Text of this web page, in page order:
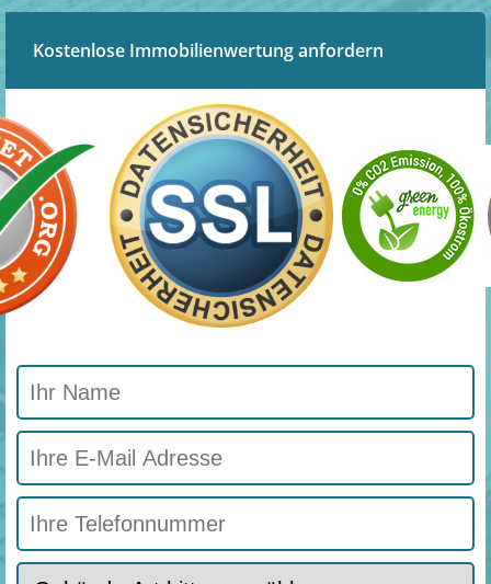
Kostenlose Immobilienwertung anfordern